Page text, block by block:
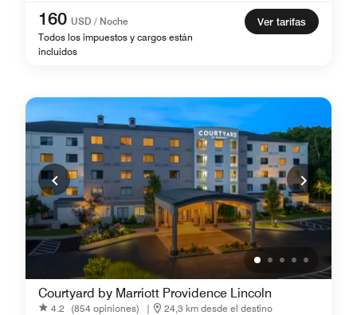
160 USD / Noche
Todos los impuestos y cargos están
incluidos
Ver tarifas
Courtyard by Marriott Providence Lincoln
4.2 (854 opiniones) |
24,3 km desde el destino